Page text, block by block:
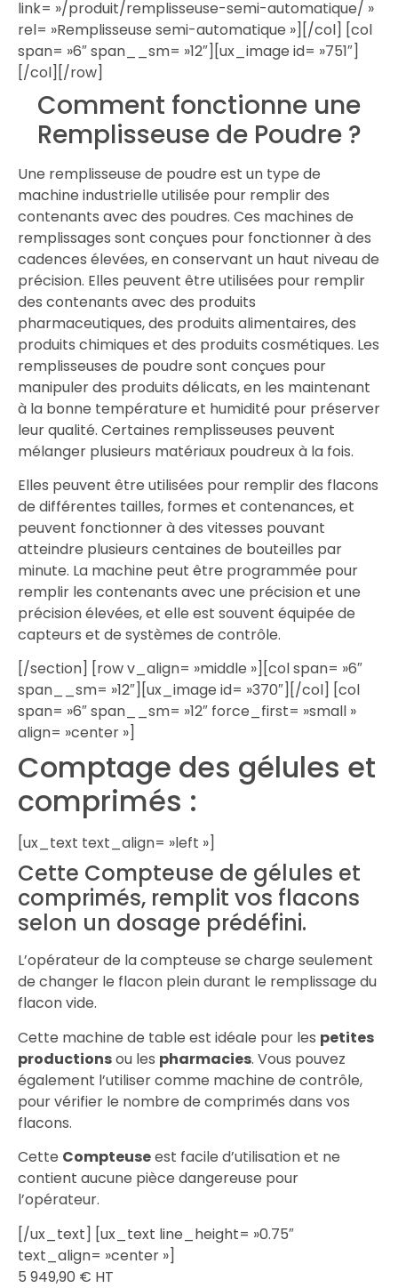
link= »/produit/remplisseuse-semi-automatique/ »
rel= »Remplisseuse semi-automatique »][/col] [col
span= »6″ span__sm= »12″][ux_image id= »751″]
[/col][/row]
Comment fonctionne une
Remplisseuse de Poudre ?
Une remplisseuse de poudre est un type de
machine industrielle utilisée pour remplir des
contenants avec des poudres. Ces machines de
remplissages sont conçues pour fonctionner à des
cadences élevées, en conservant un haut niveau de
précision. Elles peuvent être utilisées pour remplir
des contenants avec des produits
pharmaceutiques, des produits alimentaires, des
produits chimiques et des produits cosmétiques. Les
remplisseuses de poudre sont conçues pour
manipuler des produits délicats, en les maintenant
à la bonne température et humidité pour préserver
leur qualité. Certaines remplisseuses peuvent
mélanger plusieurs matériaux poudreux à la fois.
Elles peuvent être utilisées pour remplir des flacons
de différentes tailles, formes et contenances, et
peuvent fonctionner à des vitesses pouvant
atteindre plusieurs centaines de bouteilles par
minute. La machine peut être programmée pour
remplir les contenants avec une précision et une
précision élevées, et elle est souvent équipée de
capteurs et de systèmes de contrôle.
[/section] [row v_align= »middle »][col span= »6″
span__sm= »12″][ux_image id= »370″][/col] [col
span= »6″ span__sm= »12″ force_first= »small »
align= »center »]
Comptage des gélules et
comprimés :
[ux_text text_align= »left »]
Cette Compteuse de gélules et
comprimés, remplit vos flacons
selon un dosage prédéfini.
L’opérateur de la compteuse se charge seulement
de changer le flacon plein durant le remplissage du
flacon vide.
Cette machine de table est idéale pour les petites
productionsou les pharmacies. Vous pouvez
également l’utiliser comme machine de contrôle,
pour vérifier le nombre de comprimés dans vos
flacons.
Cette Compteuseest facile d’utilisation et ne
contient aucune pièce dangereuse pour
l’opérateur.
[/ux_text] [ux_text line_height= »0.75″
text_align= »center »]
5 949,90 € HT